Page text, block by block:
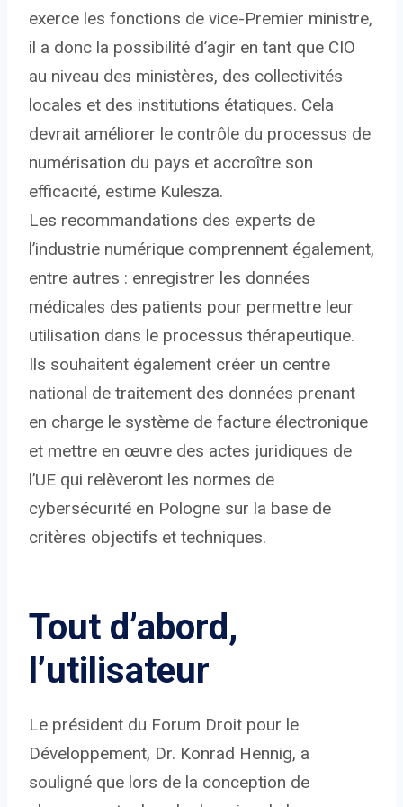
exerce les fonctions de vice-Premier ministre,
il a donc la possibilité d’agir en tant que CIO
au niveau des ministères, des collectivités
locales et des institutions étatiques. Cela
devrait améliorer le contrôle du processus de
numérisation du pays et accroître son
efficacité, estime Kulesza.
Les recommandations des experts de
l’industrie numérique comprennent également,
entre autres : enregistrer les données
médicales des patients pour permettre leur
utilisation dans le processus thérapeutique.
Ils souhaitent également créer un centre
national de traitement des données prenant
en charge le système de facture électronique
et mettre en œuvre des actes juridiques de
l’UE qui relèveront les normes de
cybersécurité en Pologne sur la base de
critères objectifs et techniques.
Tout d’abord,
l’utilisateur
Le président du Forum Droit pour le
Développement, Dr. Konrad Hennig, a
souligné que lors de la conception de